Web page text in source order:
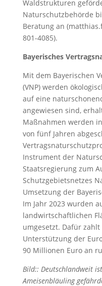
Waldstrukturen
Naturschutzbehörde
Beratung an
801-4085).
Bayerisches
Mit dem Bayerischen
(VNP) werden
auf eine
angewiesen sind,
Maßnahmen werden
von fünf Jahren
Instrument der
Staatsregierung zum
Schutzgebietsnetzes
Umsetzung der
Im Jahr 2023 wurden
landwirtschaftlichen
umgesetzt. Dafür
Unterstützung der
90 Millionen Euro an
Bild:: Deutschlandweit
Ameisenbläuling